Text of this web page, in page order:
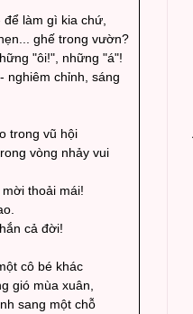
làm gì kia chứ,
ghế trong vườn?
"ôi!", những "á"!
nghiêm chỉnh, sáng
trong vũ hội
vòng nhảy vui
thoải mái!
cả đời!
cô bé khác
gió mùa xuân,
sang một chỗ